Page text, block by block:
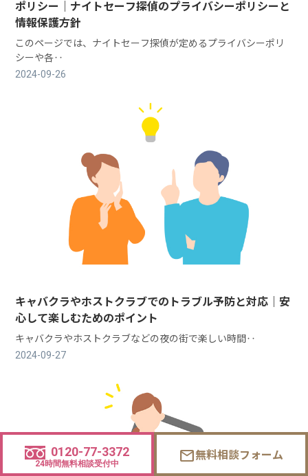
ポリシー｜ナイトセーフ探偵のプライバシーポリシーと
情報保護方針
このページでは、ナイトセーフ探偵が定めるプライバシーポリ
シーや各‥
2024-09-26
キャバクラやホストクラブでのトラブル予防と対応｜安
心して楽しむためのポイント
キャバクラやホストクラブなどの夜の街で楽しい時間‥
2024-09-27
0120-77-3372
24時間無料相談受付中 mail無料相談フォーム